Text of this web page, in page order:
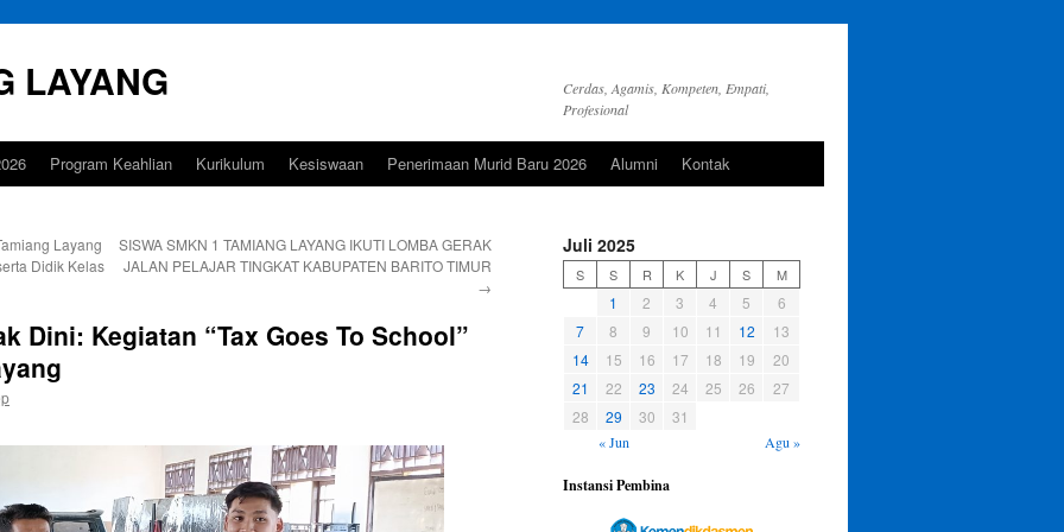
LAYANG
Cerdas, Agamis, Kompeten, Empati,
Profesional
Program Keahlian Kurikulum Kesiswaan Penerimaan Murid Baru 2026 Alumni Kontak
Layang
Didik Kelas
SISWA SMKN 1 TAMIANG LAYANG IKUTI LOMBA GERAK
JALAN PELAJAR TINGKAT KABUPATEN BARITO TIMUR
→
Dini: Kegiatan “Tax Goes To School”
Juli 2025
S S R K J S M
1 2 3 4 5
6
7
8 9 10 11 12
13
14
15 16 17 18 19
20
21
22 23 24 25 26
27
28
29 30 31
« Jun Agu »
Instansi Pembina